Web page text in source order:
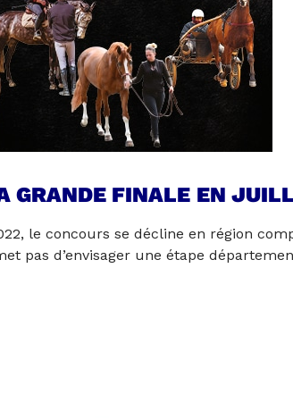
GRANDE FINALE EN
le concours se décline en région
pas d’envisager une étape